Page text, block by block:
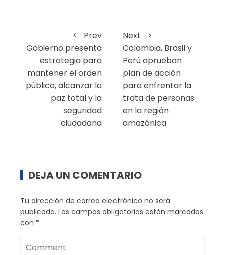
Prev
Gobierno presenta
estrategia para
mantener el orden
público, alcanzar la
paz total y la
seguridad
ciudadana
Next
Colombia, Brasil y
Perú aprueban
plan de acción
para enfrentar la
trata de personas
en la región
amazónica
DEJA UN COMENTARIO
Tu dirección de correo electrónico no será
publicada. Los campos obligatorios están marcados
con *